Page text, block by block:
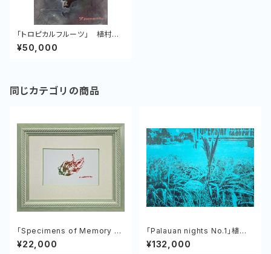
「トロピカルフルーツ」 植村友
哉 キャンバス、油彩
¥50,000
同じカテゴリの商品
「Specimens of Memory N
o.4 Dragon fruit」 植村友
哉 紙、アクリル
¥22,000
「Palauan nights No.1」植村
友哉 キャンバス、アクリル
¥132,000